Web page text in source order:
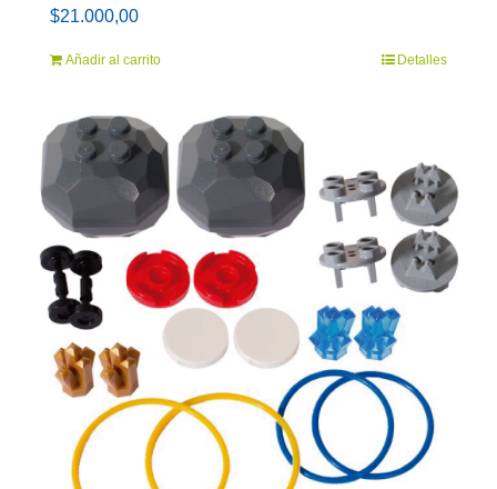
$21.000,00
Añadir al carrito Detalles